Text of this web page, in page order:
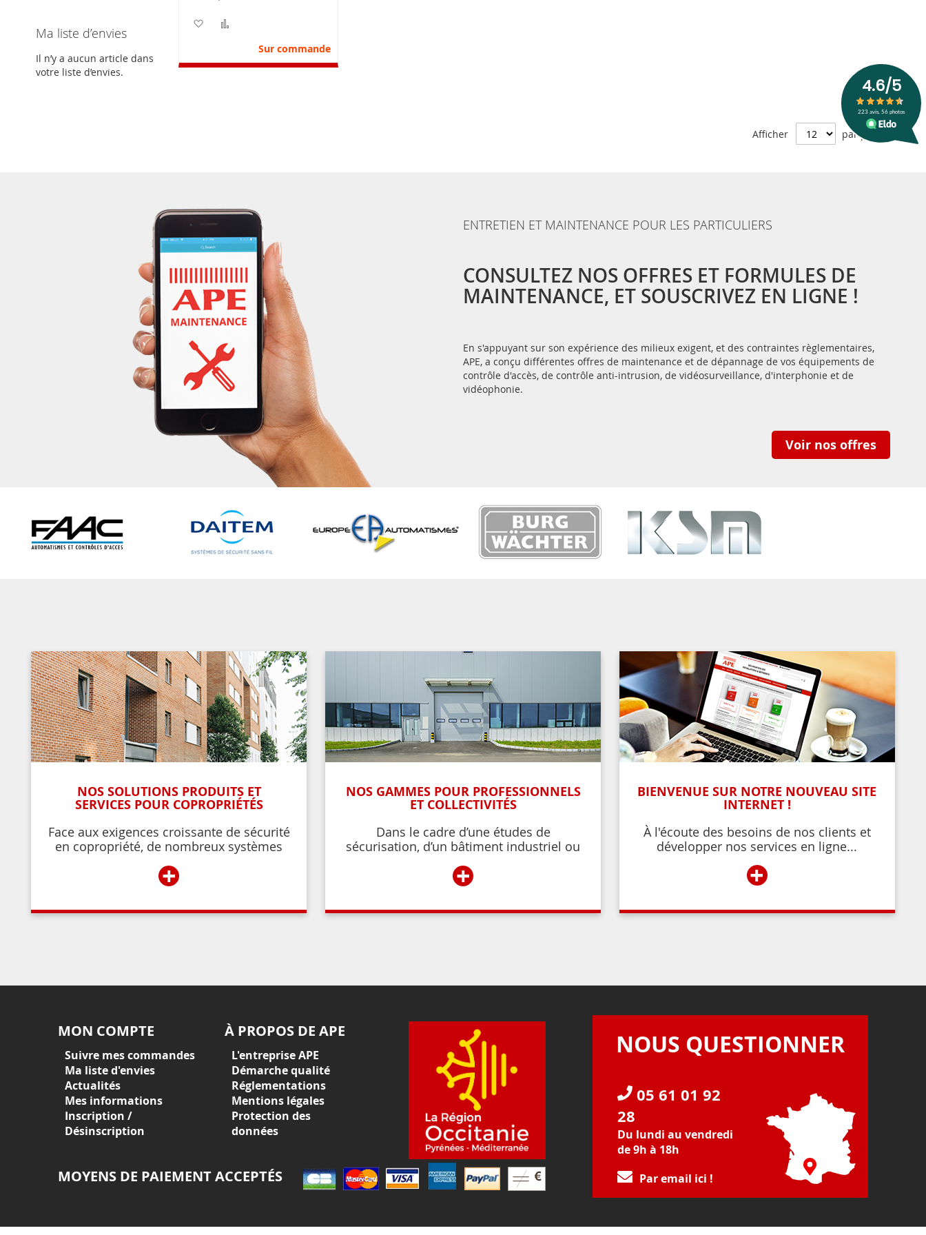
Ajouter à ma liste d’envie
Sur commande
Afficher par page
Ma liste d’envies
Il n’y a aucun article dans
votre liste d’envies.
ENTRETIEN ET MAINTENANCE POUR LES PARTICULIERS
CONSULTEZ NOS OFFRES ET FORMULES DE
MAINTENANCE, ET SOUSCRIVEZ EN LIGNE !
En s'appuyant sur son expérience des milieux exigent, et des contraintes règlementaires,
APE, a conçu différentes offres de maintenance et de dépannage de vos équipements de
contrôle d'accès, de contrôle anti-intrusion, de vidéosurveillance, d'interphonie et de
vidéophonie.
Voir nos offres
NOS SOLUTIONS PRODUITS ET
SERVICES POUR COPROPRIÉTÉS
Face aux exigences croissante de sécurité
en copropriété, de nombreux systèmes
l’accès à l’immeuble aux résidents ou aux
personnes autorisées par ces derniers.
+
NOS GAMMES POUR PROFESSIONNELS
ET COLLECTIVITÉS
Dans le cadre d’une études de
sécurisation, d’un bâtiment industriel ou
du public,
+
BIENVENUE SUR NOTRE NOUVEAU SITE
INTERNET !
À l'écoute des besoins de nos clients et
développer nos services en ligne...
+
MON COMPTE
Suivre mes commandes
Ma liste d'envies
Actualités
Mes informations
Inscription /
Désinscription
À PROPOS DE APE
L'entreprise APE
Démarche qualité
Réglementations
Mentions légales
Protection des
données
MOYENS DE PAIEMENT ACCEPTÉS
NOUS QUESTIONNER
05 61 01 92
28
Du lundi au vendredi
de 9h à 18h
Par email ici !